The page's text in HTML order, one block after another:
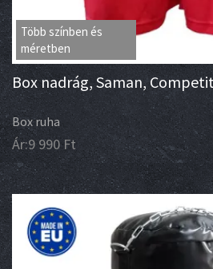
Több színben és
méretben
Box nadrág, Saman,
Box ruha
Ár:9 990 Ft